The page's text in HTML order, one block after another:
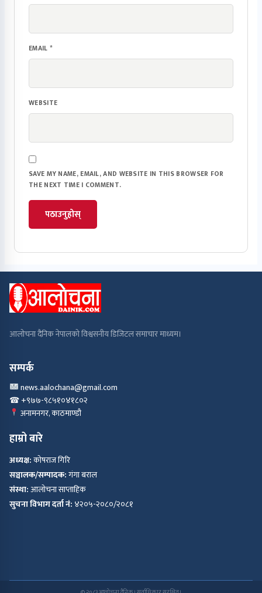
EMAIL *
WEBSITE
SAVE MY NAME, EMAIL, AND WEBSITE IN THIS BROWSER FOR
THE NEXT TIME I COMMENT.
आलोचना दैनिक नेपालको विश्वसनीय डिजिटल समाचार माध्यम।
सम्पर्क
news.aalochana@gmail.com
☎ +९७७-९८५१०४१८०२
अनामनगर, काठमाण्डौ
हाम्रो बारे
अध्यक्ष:कोषराज गिरि
सञ्चालक/सम्पादक:गंगा बराल
संस्था:आलोचना साप्ताहिक
सुचना विभाग दर्ता नं: ४२०५-२०८०/२०८१